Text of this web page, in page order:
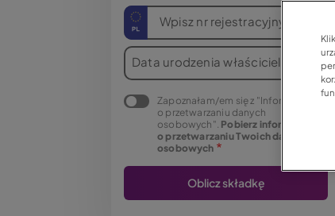
Wpisz nr rejestracyjny
Data urodzenia właściciela
Zapoznałam/em się z "Informacją
o przetwarzaniu danych
osobowych". Pobierz informację
o przetwarzaniu Twoich danych
osobowych